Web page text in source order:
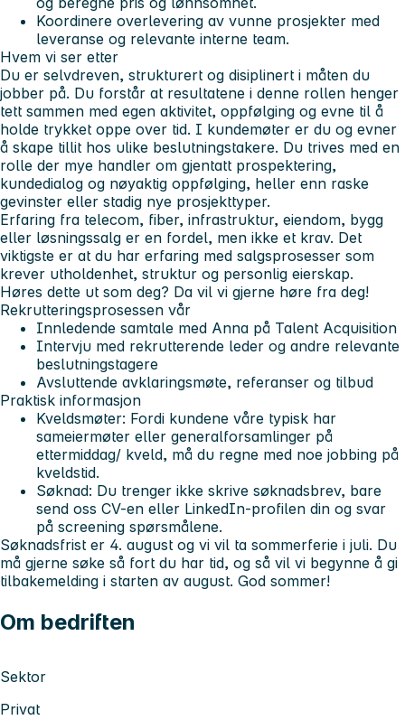
Koordinere overlevering av vunne prosjekter med
leveranse og relevante interne team.
Hvem vi ser etter
Du er selvdreven, strukturert og disiplinert i måten du
jobber på. Du forstår at resultatene i denne rollen henger
tett sammen med egen aktivitet, oppfølging og evne til å
holde trykket oppe over tid. I kundemøter er du og evner
å skape tillit hos ulike beslutningstakere. Du trives med en
rolle der mye handler om gjentatt prospektering,
kundedialog og nøyaktig oppfølging, heller enn raske
gevinster eller stadig nye prosjekttyper.
Erfaring fra telecom, fiber, infrastruktur, eiendom, bygg
eller løsningssalg er en fordel, men ikke et krav. Det
viktigste er at du har erfaring med salgsprosesser som
krever utholdenhet, struktur og personlig eierskap.
Høres dette ut som deg? Da vil vi gjerne høre fra deg!
Rekrutteringsprosessen vår
Innledende samtale med Anna på Talent Acquisition
Intervju med rekrutterende leder og andre relevante
beslutningstagere
Avsluttende avklaringsmøte, referanser og tilbud
Praktisk informasjon
Kveldsmøter: Fordi kundene våre typisk har
sameiermøter eller generalforsamlinger på
ettermiddag/ kveld, må du regne med noe jobbing på
kveldstid.
Søknad: Du trenger ikke skrive søknadsbrev, bare
send oss CV-en eller LinkedIn-profilen din og svar
på screening spørsmålene.
Søknadsfrist er 4. august og vi vil ta sommerferie i juli. Du
må gjerne søke så fort du har tid, og så vil vi begynne å gi
tilbakemelding i starten av august. God sommer!
Om bedriften
Sektor
Privat